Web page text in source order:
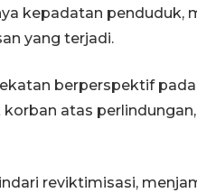
kepadatan penduduk,
yang terjadi.
berperspektif
atas
reviktimisasi,